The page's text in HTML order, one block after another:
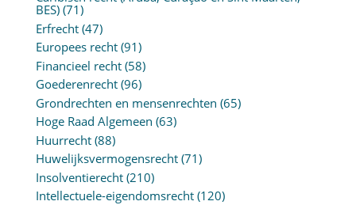
BES)(71)
Erfrecht(47)
Europees recht(91)
Financieel recht(58)
Goederenrecht(96)
Grondrechten en mensenrechten (65)
Hoge Raad Algemeen (63)
Huurrecht(88)
Huwelijksvermogensrecht(71)
Insolventierecht(210)
Intellectuele-eigendomsrecht(120)